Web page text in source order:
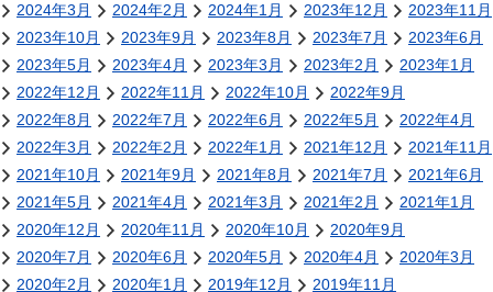
2024年3月
2024年2月 2024年1月 2023年12月
2023年11月
2023年10月
2023年9月 2023年8月 2023年7月
2023年6月
2023年5月
2023年4月 2023年3月 2023年2月
2023年1月
2022年12月
2022年11月 2022年10月
2022年9月
2022年8月
2022年7月 2022年6月 2022年5月
2022年4月
2022年3月
2022年2月 2022年1月 2021年12月
2021年11月
2021年10月
2021年9月 2021年8月 2021年7月
2021年6月
2021年5月
2021年4月 2021年3月 2021年2月
2021年1月
2020年12月
2020年11月 2020年10月
2020年9月
2020年7月
2020年6月 2020年5月 2020年4月
2020年3月
2020年2月
2020年1月 2019年12月
2019年11月